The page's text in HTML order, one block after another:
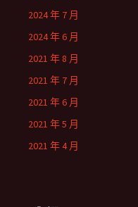
2024 年 7 月
2024 年 6 月
2021 年 8 月
2021 年 7 月
2021 年 6 月
2021 年 5 月
2021 年 4 月